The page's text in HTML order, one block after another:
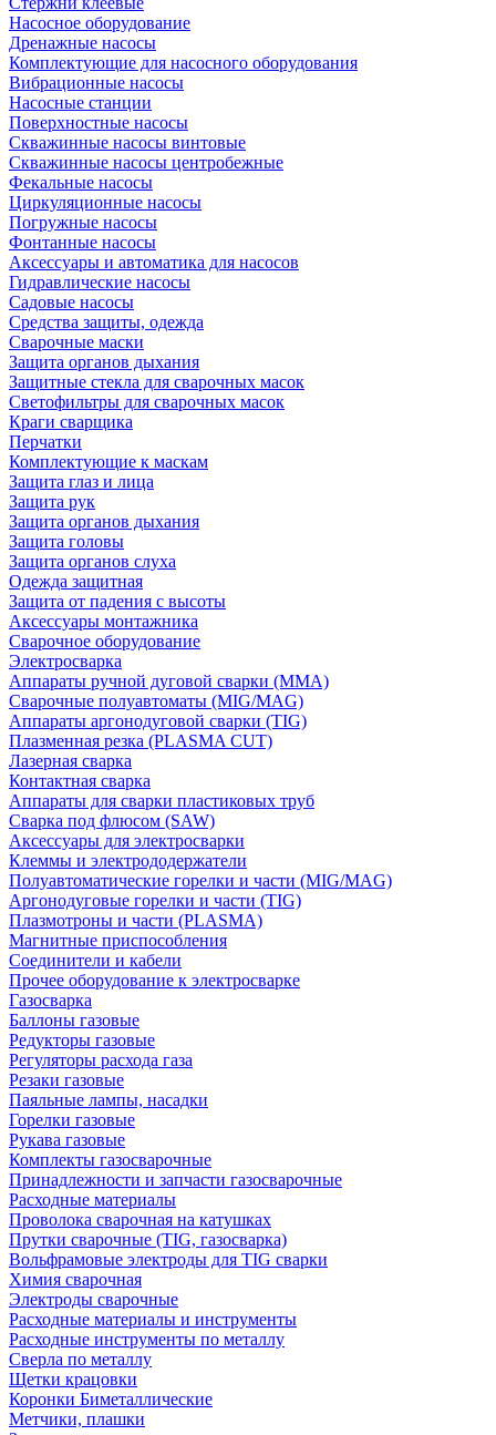
Насосное оборудование
Дренажные насосы
Комплектующие для насосного оборудования
Вибрационные насосы
Насосные станции
Поверхностные насосы
Скважинные насосы винтовые
Скважинные насосы центробежные
Фекальные насосы
Циркуляционные насосы
Погружные насосы
Фонтанные насосы
Аксессуары и автоматика для насосов
Гидравлические насосы
Садовые насосы
Средства защиты, одежда
Сварочные маски
Защита органов дыхания
Защитные стекла для сварочных масок
Светофильтры для сварочных масок
Краги сварщика
Перчатки
Комплектующие к маскам
Защита глаз и лица
Защита рук
Защита органов дыхания
Защита головы
Защита органов слуха
Одежда защитная
Защита от падения с высоты
Аксессуары монтажника
Сварочное оборудование
Электросварка
Аппараты ручной дуговой сварки (MMA)
Сварочные полуавтоматы (MIG/MAG)
Аппараты аргонодуговой сварки (TIG)
Плазменная резка (PLASMA CUT)
Лазерная сварка
Контактная сварка
Аппараты для сварки пластиковых труб
Сварка под флюсом (SAW)
Аксессуары для электросварки
Клеммы и электрододержатели
Полуавтоматические горелки и части (MIG/MAG)
Аргонодуговые горелки и части (TIG)
Плазмотроны и части (PLASMA)
Магнитные приспособления
Соединители и кабели
Прочее оборудование к электросварке
Газосварка
Баллоны газовые
Редукторы газовые
Регуляторы расхода газа
Резаки газовые
Паяльные лампы, насадки
Горелки газовые
Рукава газовые
Комплекты газосварочные
Принадлежности и запчасти газосварочные
Расходные материалы
Проволока сварочная на катушках
Прутки сварочные (TIG, газосварка)
Вольфрамовые электроды для TIG сварки
Химия сварочная
Электроды сварочные
Расходные материалы и инструменты
Расходные инструменты по металлу
Сверла по металлу
Щетки крацовки
Коронки Биметаллические
Метчики, плашки